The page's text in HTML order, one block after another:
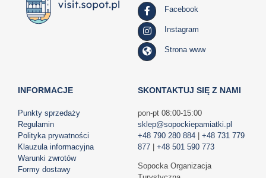
INFORMACJE
Punkty sprzedaży
Regulamin
Polityka prywatności
Klauzula informacyjna
Warunki zwrotów
Formy dostawy
Facebook
Instagram
Strona www
SKONTAKTUJ SIĘ Z NAMI
pon-pt 08:00-15:00
sklep@sopockiepamiatki.pl
+48 790 280 884| +48 731 779
877| +48 501 590 773
Sopocka Organizacja